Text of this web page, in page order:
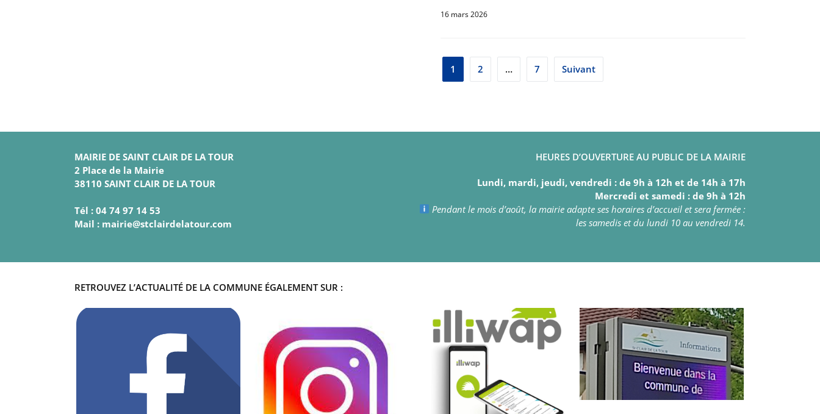
16 mars 2026
Pagination
1 2 … 7 Suivant
MAIRIE DE SAINT CLAIR DE LA TOUR
2 Place de la Mairie
38110 SAINT CLAIR DE LA TOUR
Tél : 04 74 97 14 53
Mail : mairie@stclairdelatour.com
HEURES D’OUVERTURE AU PUBLIC DE LA MAIRIE
Lundi, mardi, jeudi, vendredi : de 9h à 12h et de 14h à 17h
Mercredi et samedi : de 9h à 12h
Pendant le mois d’août, la mairie adapte ses horaires d’accueil et sera fermée :
les samedis et du lundi 10 au vendredi 14.
RETROUVEZ L’ACTUALITÉ DE LA COMMUNE ÉGALEMENT SUR :